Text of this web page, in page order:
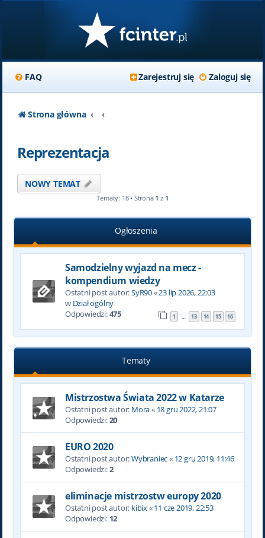
FAQ Zaloguj się
Zarejestruj się
Strona główna
Reprezentacja
NOWY TEMAT
Tematy: 18 • Strona 1 z 1
Ogłoszenia
Samodzielny wyjazd na mecz -
kompendium wiedzy
Ostatni post autor:SyR90«23 lip 2026, 22:03
w Dział ogólny
Odpowiedzi:475 1 … 13 14 15 16
Tematy
Mistrzostwa Świata 2022 w Katarze
Ostatni post autor: Mora« 18 gru 2022, 21:07
Odpowiedzi:20
EURO 2020
Ostatni post autor:Wybraniec« 12 gru 2019, 11:46
Odpowiedzi:2
eliminacje mistrzostw europy 2020
Ostatni post autor: kibix«11 cze 2019, 22:53
Odpowiedzi: 12